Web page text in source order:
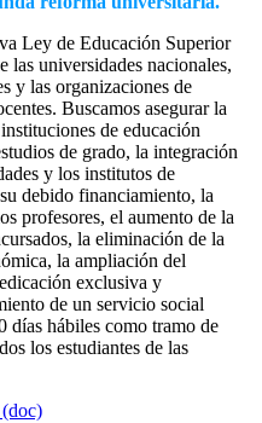
Ley de Educación Superior
las universidades nacionales,
y las organizaciones de
Buscamos asegurar la
de educación
de grado, la integración
y los institutos de
debido financiamiento, la
profesores, el aumento de la
la eliminación de la
la ampliación del
exclusiva y
de un servicio social
días hábiles como tramo de
los estudiantes de las